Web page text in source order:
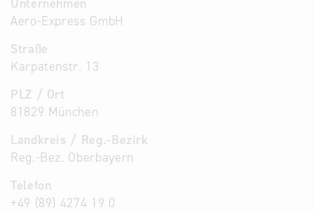
Unternehmen
Aero-Express GmbH
Straße
Karpatenstr. 13
PLZ / Ort
81829 München
Landkreis / Reg.-Bezirk
Reg.-Bez. Oberbayern
Telefon
+49 (89) 4274 19 0